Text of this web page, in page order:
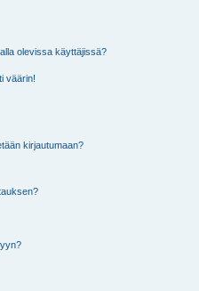
olevissa käyttäjissä?
väärin!
kirjautumaan?